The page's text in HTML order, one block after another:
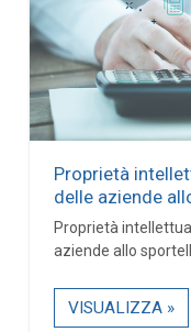
Proprietà
delle aziende
Proprietà
aziende allo
VISUALIZZA »